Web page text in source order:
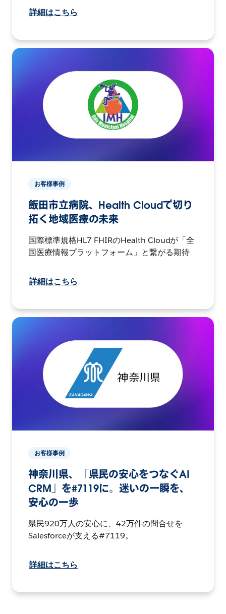
詳細はこちら
お客様事例
飯田市立病院、Health Cloudで切り
拓く地域医療の未来
国際標準規格HL7 FHIRのHealth Cloudが「全
国医療情報プラットフォーム」と繋がる期待
詳細はこちら
お客様事例
神奈川県、「県民の安心をつなぐAI
CRM」を#7119に。迷いの一瞬を、
安心の一歩
県民920万人の安心に、42万件の問合せを
Salesforceが支える#7119。
詳細はこちら